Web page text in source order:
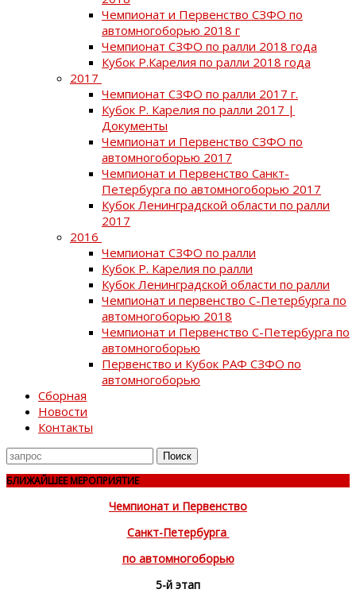
Чемпионат и Первенство СЗФО по
автомногоборью 2018 г
Чемпионат СЗФО по ралли 2018 года
Кубок Р.Карелия по ралли 2018 года
2017
Чемпионат СЗФО по ралли 2017 г.
Кубок Р. Карелия по ралли 2017 |
Документы
Чемпионат и Первенство СЗФО по
автомногоборью 2017
Чемпионат и Первенство Санкт-
Петербурга по автомногоборью 2017
Кубок Ленинградской области по ралли
2017
2016
Чемпионат СЗФО по ралли
Кубок Р. Карелия по ралли
Кубок Ленинградской области по ралли
Чемпионат и первенство С-Петербурга по
автомногоборью 2018
Чемпионат и Первенство С-Петербурга по
автомногоборью
Первенство и Кубок РАФ СЗФО по
автомногоборью
Сборная
Новости
Контакты
Поиск
для
БЛИЖАЙШЕЕ МЕРОПРИЯТИЕ
Чемпионат и Первенство
Санкт-Петербурга
по автомногоборью
5-й этап